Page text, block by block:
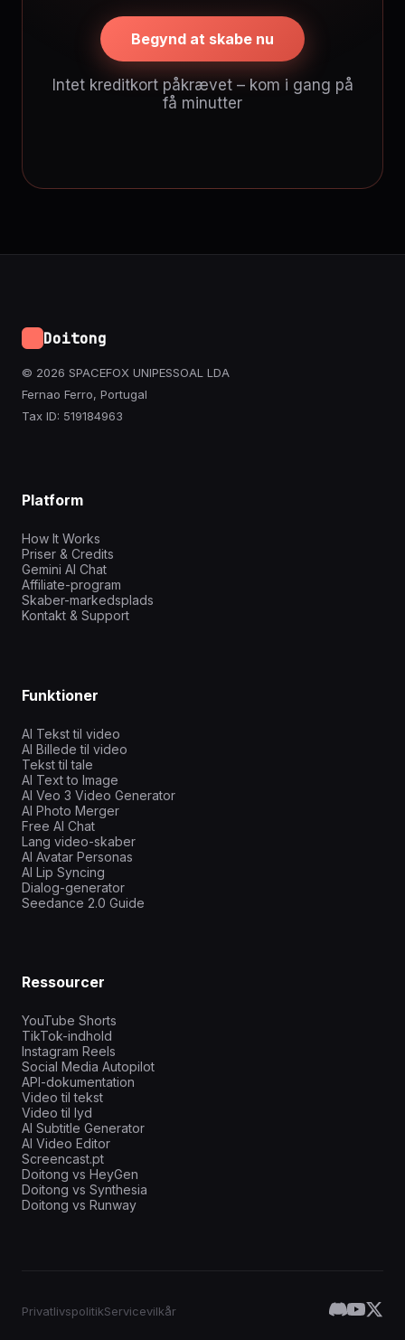
Begynd at skabe nu
Intet kreditkort påkrævet – kom i gang på
få minutter
Doitong
© 2026 SPACEFOX UNIPESSOAL LDA
Fernao Ferro, Portugal
Tax ID: 519184963
Platform
How It Works
Priser & Credits
Gemini AI Chat
Affiliate-program
Skaber-markedsplads
Kontakt & Support
Funktioner
AI Tekst til video
AI Billede til video
Tekst til tale
AI Text to Image
AI Veo 3 Video Generator
AI Photo Merger
Free AI Chat
Lang video-skaber
AI Avatar Personas
AI Lip Syncing
Dialog-generator
Seedance 2.0 Guide
Ressourcer
YouTube Shorts
TikTok-indhold
Instagram Reels
Social Media Autopilot
API-dokumentation
Video til tekst
Video til lyd
AI Subtitle Generator
AI Video Editor
Screencast.pt
Doitong vs HeyGen
Doitong vs Synthesia
Doitong vs Runway
PrivatlivspolitikServicevilkår